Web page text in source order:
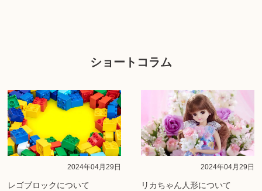
ショートコラム
2024年04月29日
レゴブロックについて
2024年04月29日
リカちゃん人形について